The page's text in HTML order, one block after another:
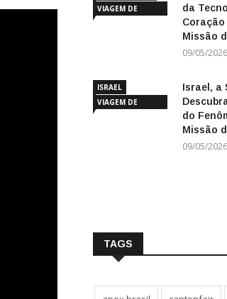
VIAGEM DE
da
Missão
09/05/2026
ISRAEL
VIAGEM DE
Israel, a
do
Missão
09/05/2026
TAGS